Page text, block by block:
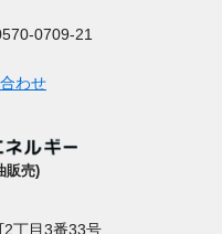
0709-21
わせ
販売)
2丁目3番33号